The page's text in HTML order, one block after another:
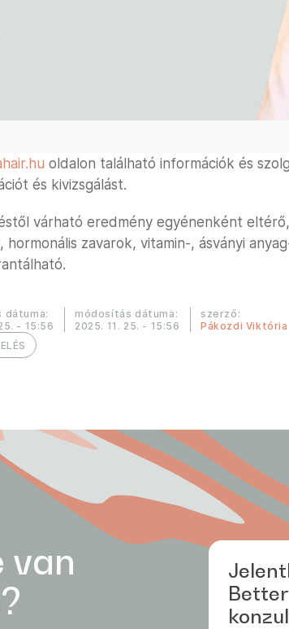
oldalon található információk és
és kivizsgálást.
várható eredmény egyénenként
hormonális zavarok, vitamin-, ásványi
dátuma:
- 15:56
módosítás dátuma:
2025. 11. 25. - 15:56
szerző:
Pákozdi Viktória
van